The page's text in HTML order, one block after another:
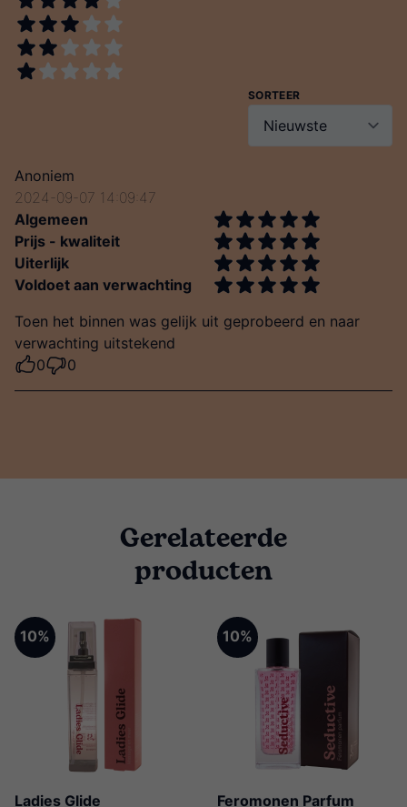
SORTEER
Anoniem
2024-09-07 14:09:47
Algemeen
Prijs - kwaliteit
Uiterlijk
Voldoet aan verwachting
Toen het binnen was gelijk uit geprobeerd en naar
verwachting uitstekend
0
0
Gerelateerde
producten
10%
Ladies Glide
10%
Feromonen Parfum